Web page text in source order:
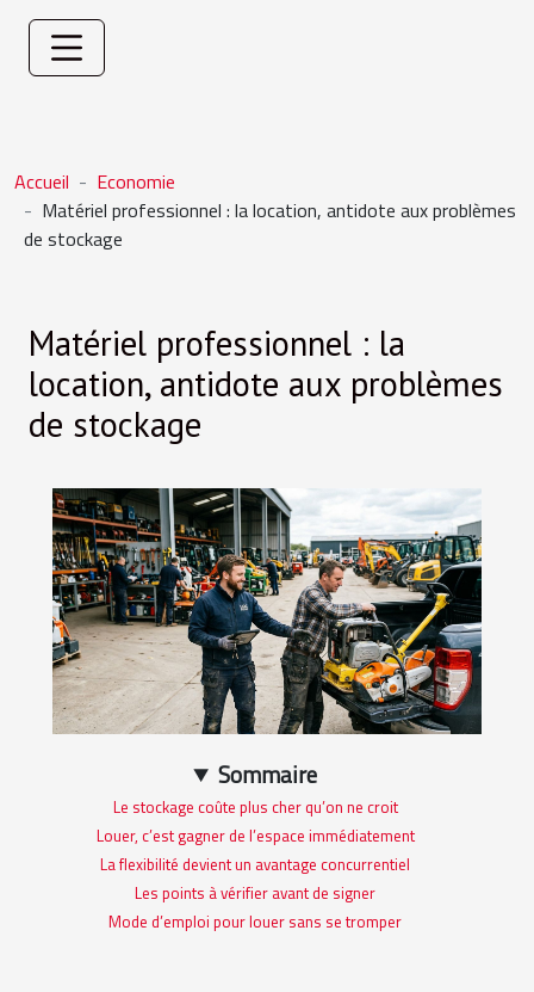
Accueil
Economie
Matériel professionnel : la location, antidote aux problèmes
de stockage
Matériel professionnel : la
location, antidote aux problèmes
de stockage
Sommaire
Le stockage coûte plus cher qu’on ne croit
Louer, c’est gagner de l’espace immédiatement
La flexibilité devient un avantage concurrentiel
Les points à vérifier avant de signer
Mode d’emploi pour louer sans se tromper